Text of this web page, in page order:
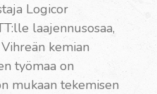
Logicor
laajennusosaa,
kemian
työmaa on
mukaan tekemisen